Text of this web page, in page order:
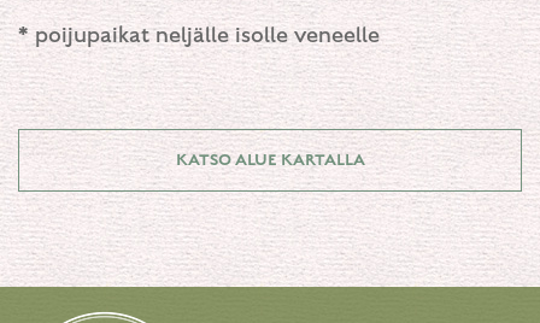
* poijupaikat neljälle isolle veneelle
KATSO ALUE KARTALLA